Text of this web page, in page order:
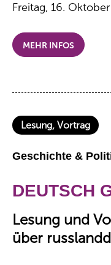
Freitag, 16.
MEHR INFOS
Lesung, Vortrag
Geschichte &
DEUTSCH
Lesung und
über